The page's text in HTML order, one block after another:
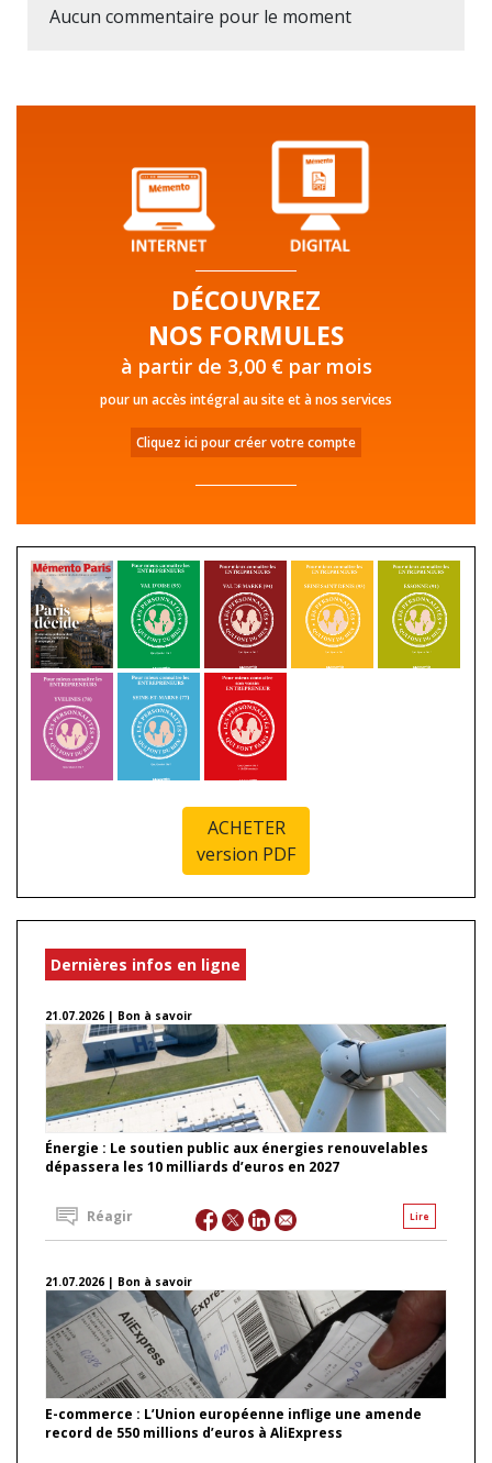
Aucun commentaire pour le moment
DÉCOUVREZ
NOS FORMULES
à partir de 3,00 € par mois
pour un accès intégral au site et à nos services
Cliquez ici pour créer votre compte
ACHETER
version PDF
Dernières infos en ligne
21.07.2026 | Bon à savoir
Énergie : Le soutien public aux énergies renouvelables
dépassera les 10 milliards d’euros en 2027
Lire
Réagir
21.07.2026 | Bon à savoir
E-commerce : L’Union européenne inflige une amende
record de 550 millions d’euros à AliExpress